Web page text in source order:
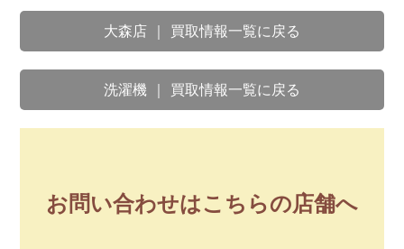
大森店 ｜ 買取情報一覧に戻る
洗濯機 ｜ 買取情報一覧に戻る
お問い合わせはこちらの店舗へ